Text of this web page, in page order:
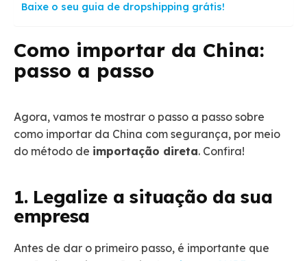
Baixe o seu guia de dropshipping grátis!
Como importar da China:
passo a passo
Agora, vamos te mostrar o passo a passo sobre
como importar da China com segurança, por meio
do método de importação direta. Confira!
1. Legalize a situação da sua
empresa
Antes de dar o primeiro passo, é importante que